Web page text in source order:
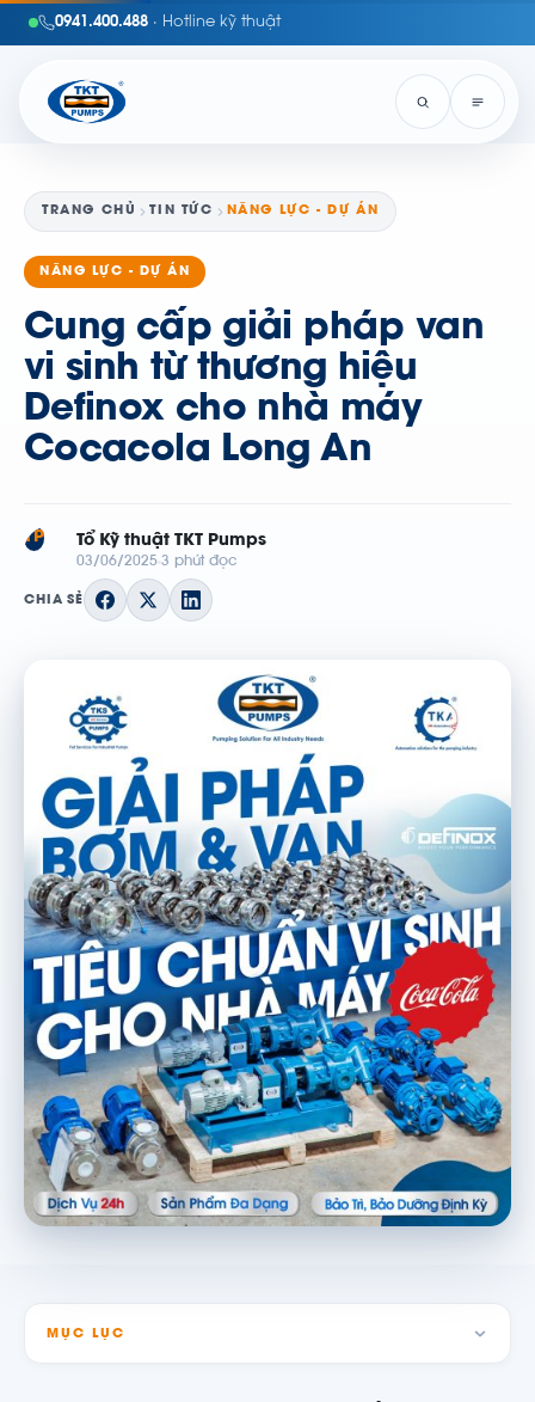
0941.400.488 · Hotline kỹ thuật
TRANG CHỦ TIN TỨC NĂNG LỰC - DỰ ÁN
NĂNG LỰC - DỰ ÁN
Cung cấp giải pháp van
vi sinh từ thương hiệu
Definox cho nhà máy
Cocacola Long An
TP Tổ Kỹ thuật TKT Pumps
03/06/2025 3 phút đọc
CHIA SẺ
MỤC LỤC